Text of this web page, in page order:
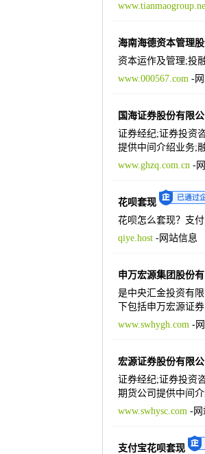
海南海德资本管理
资本运作及管理;投
www.000567.com-
国海证券股份有限
证券经纪;证券投资
提供中间介绍业务;
www.ghzq.com.cn-
花呗套现
花呗怎么套现？支
qiye.host-网站信息
申万宏源集团股份
是中央汇金投资有
下包括申万宏源证
www.swhygh.com-
宏源证券股份有限
证券经纪;证券投资
期货公司提供中间
www.swhysc.com-网
支付宝花呗套现